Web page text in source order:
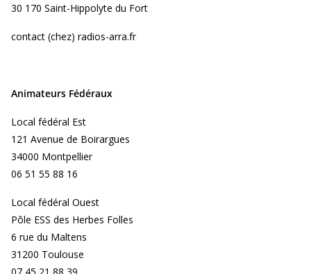
30 170 Saint-Hippolyte du Fort
contact (chez) radios-arra.fr
Animateurs Fédéraux
Local fédéral Est
121 Avenue de Boirargues
34000 Montpellier
06 51 55 88 16
Local fédéral Ouest
Pôle ESS des Herbes Folles
6 rue du Maltens
31200 Toulouse